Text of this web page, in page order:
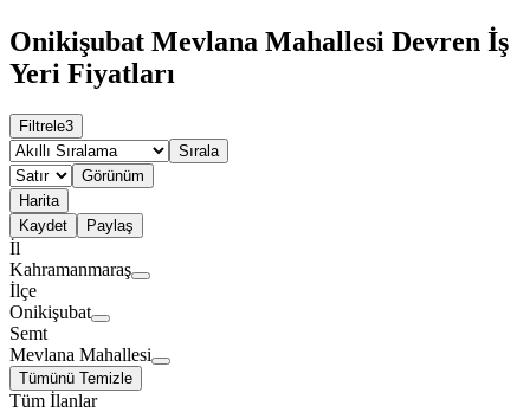
Onikişubat Mevlana Mahallesi Devren İş
Yeri Fiyatları
Filtrele3
Sırala
Görünüm
Harita
Kaydet
Paylaş
İl
Kahramanmaraş
İlçe
Onikişubat
Semt
Mevlana Mahallesi
Tümünü Temizle
Tüm İlanlar